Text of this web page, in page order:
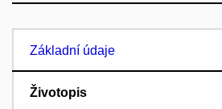
Základní údaje
Životopis